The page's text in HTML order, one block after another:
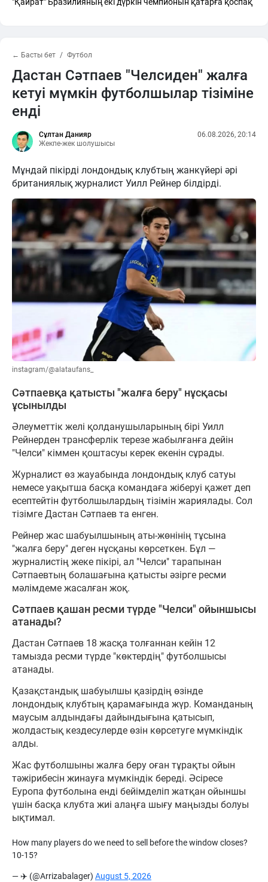
← Басты бет Футбол
Дастан Сәтпаев "Челсиден" жалға
кетуі мүмкін футболшылар тізіміне
енді
Сұлтан Данияр
Жекпе-жек шолушысы
06.08.2026, 20:14
Мұндай пікірді лондондық клубтың жанкүйері әрі
британиялық журналист Уилл Рейнер білдірді.
instagram/@alataufans_
Сәтпаевқа қатысты "жалға беру" нұсқасы
ұсынылды
Әлеуметтік желі қолданушыларының бірі Уилл
Рейнерден трансферлік терезе жабылғанға дейін
"Челси" кіммен қоштасуы керек екенін сұрады.
Журналист өз жауабында лондондық клуб сатуы
немесе уақытша басқа командаға жіберуі қажет деп
есептейтін футболшылардың тізімін жариялады. Сол
тізімге Дастан Сәтпаев та енген.
Рейнер жас шабуылшының аты-жөнінің тұсына
"жалға беру" деген нұсқаны көрсеткен. Бұл —
журналистің жеке пікірі, ал "Челси" тарапынан
Сәтпаевтың болашағына қатысты әзірге ресми
мәлімдеме жасалған жоқ.
Сәтпаев қашан ресми түрде "Челси" ойыншысы
атанады?
Дастан Сәтпаев 18 жасқа толғаннан кейін 12
тамызда ресми түрде "көктердің" футболшысы
атанады.
Қазақстандық шабуылшы қазірдің өзінде
лондондық клубтың қарамағында жүр. Команданың
маусым алдындағы дайындығына қатысып,
жолдастық кездесулерде өзін көрсетуге мүмкіндік
алды.
Жас футболшыны жалға беру оған тұрақты ойын
тәжірибесін жинауға мүмкіндік береді. Әсіресе
Еуропа футболына енді бейімделіп жатқан ойыншы
үшін басқа клубта жиі алаңға шығу маңызды болуы
ықтимал.
How many players do we need to sell before the window closes?
10-15?
— ✈️ (@Arrizabalager) August 5, 2026